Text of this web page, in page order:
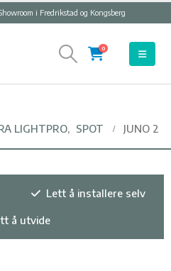
i Fredrikstad og Kongsberg
0
LIGHTPRO, SPOT JUNO 2
Lett å installere selv
å utvide